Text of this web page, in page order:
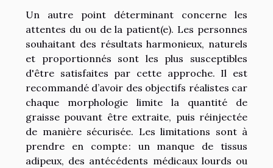
Un autre point déterminant concerne les
attentes du ou de la patient(e). Les personnes
souhaitant des résultats harmonieux, naturels
et proportionnés sont les plus susceptibles
d'être satisfaites par cette approche. Il est
recommandé d’avoir des objectifs réalistes car
chaque morphologie limite la quantité de
graisse pouvant être extraite, puis réinjectée
de manière sécurisée. Les limitations sont à
prendre en compte : un manque de tissus
adipeux, des antécédents médicaux lourds ou